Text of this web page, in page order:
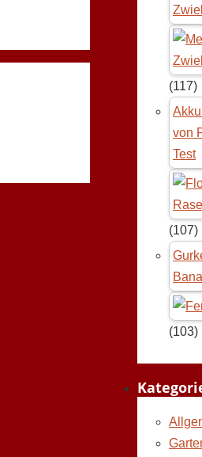
(117)
von
Test
(107)
(103)